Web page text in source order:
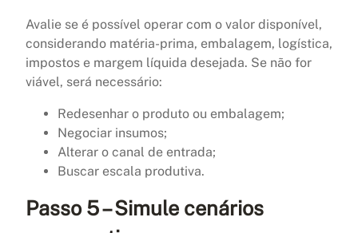
Avalie se é possível operar com o valor disponível,
considerando matéria-prima, embalagem, logística,
impostos e margem líquida desejada. Se não for
viável, será necessário:
Redesenhar o produto ou embalagem;
Negociar insumos;
Alterar o canal de entrada;
Buscar escala produtiva.
Passo 5 – Simule cenários